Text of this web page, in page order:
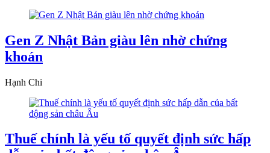
Gen Z Nhật Bản giàu lên nhờ chứng
khoán
Hạnh Chi
Thuế chính là yếu tố quyết định sức hấp